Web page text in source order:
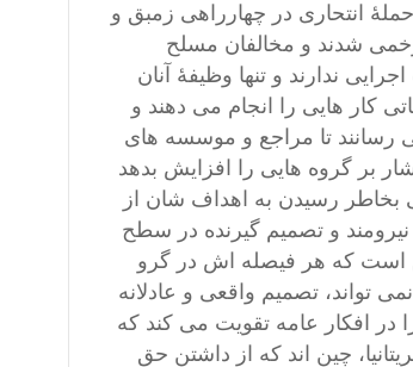
انتحاری در چهارراهی زمبق و
شدند و مخالفان مسلح
ندارند و تنها وظیفۀ آنان
کار هایی را انجام می دهند و
رسانند تا مراجع و موسسه های
بر گروه هایی را افزایش بدهد
بخاطر رسیدن به اهداف شان از
نیرومند و تصمیم گیرنده در سطح
است که هر فیصله اش در گرو
تواند، تصمیم واقعی و عادلانه
در افکار عامه تقویت می کند که
چین اند که از داشتن حق